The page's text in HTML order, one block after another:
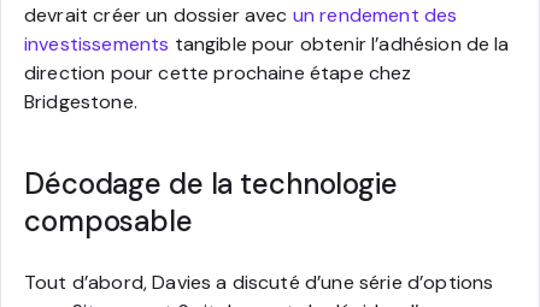
devrait créer un dossier avec un rendement des
investissements tangible pour obtenir l’adhésion de la
direction pour cette prochaine étape chez
Bridgestone.
Décodage de la technologie
composable
Tout d’abord, Davies a discuté d’une série d’options